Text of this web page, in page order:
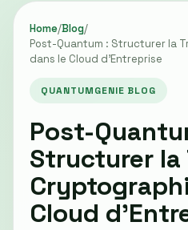
Home/Blog/
Post-Quantum : Structurer la
dans le Cloud d’Entreprise
QUANTUMGENIE BLOG
Post-
Structurer
Cloud